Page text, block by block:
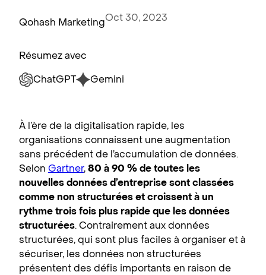
Qohash MarketingOct 30, 2023
Résumez avec
ChatGPT
Gemini
À l’ère de la digitalisation rapide, les
organisations connaissent une augmentation
sans précédent de l’accumulation de données.
Selon Gartner,80 à 90 % de toutes les
nouvelles données d’entreprise sont classées
comme non structurées et croissent à un
rythme trois fois plus rapide que les données
structurées. Contrairement aux données
structurées, qui sont plus faciles à organiser et à
sécuriser, les données non structurées
présentent des défis importants en raison de